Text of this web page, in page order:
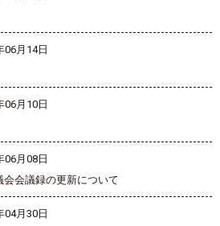
06月14日
06月10日
06月08日
会議録の更新について
04月30日